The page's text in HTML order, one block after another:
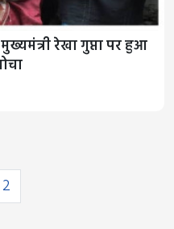
रेखा गुप्ता पर हुआ
2